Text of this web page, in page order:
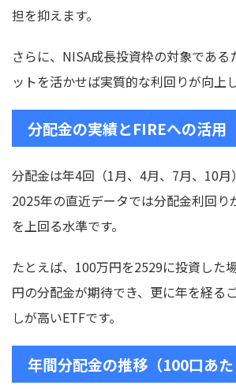
担を抑えます。
さらに、NISA成長投資枠の対象である
ットを活かせば実質的な利回りが向上し
分配金の実績とFIREへの活用
分配金は年4回（1月、4月、7月、10月
2025年の直近データでは分配金利回り
を上回る水準です。
たとえば、100万円を2529に投資した
円の分配金が期待でき、更に年を経る
しが高いETFです。
年間分配金の推移（100口あた